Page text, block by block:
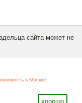
сайта может не
в Москве
хорошо